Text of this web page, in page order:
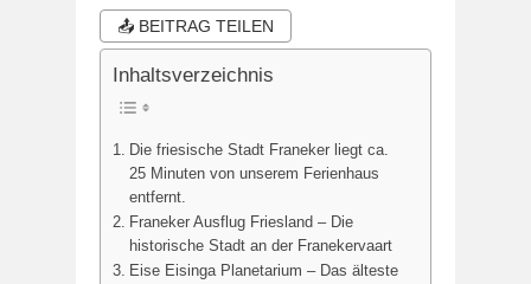
📤 BEITRAG TEILEN
Inhaltsverzeichnis
Die friesische Stadt Franeker liegt ca.
25 Minuten von unserem Ferienhaus
entfernt.
Franeker Ausflug Friesland – Die
historische Stadt an der Franekervaart
Eise Eisinga Planetarium – Das älteste